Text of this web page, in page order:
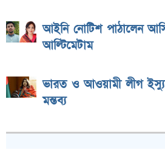
আইনি নোটিশ পাঠালেন
আল্টিমেটাম
ভারত ও আওয়ামী লীগ ইস্যুতে
মন্তব্য